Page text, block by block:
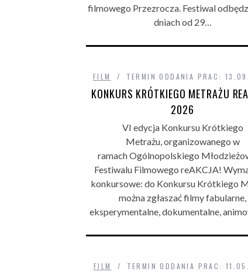
filmowego Przezrocza. Festiwal
dniach od 29…
FILM TERMIN ODDANIA PRAC:
KONKURS KRÓTKIEGO METRAŻU
2026
VI edycja Konkursu Krótkiego
Metrażu, organizowanego w
ramach Ogólnopolskiego
Festiwalu Filmowego reAKCJA!
konkursowe: do Konkursu Krótkiego
można zgłaszać filmy fabularne,
eksperymentalne, dokumentalne,
FILM TERMIN ODDANIA PRAC: